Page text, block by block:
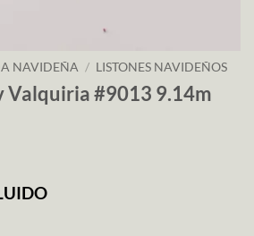
NAVIDEÑA / LISTONES NAVIDEÑOS
Valquiria #9013 9.14m